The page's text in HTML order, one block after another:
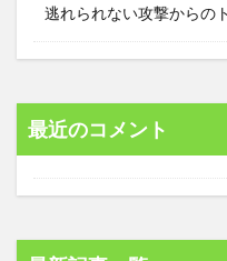
逃れられない攻撃からの
最近のコメント